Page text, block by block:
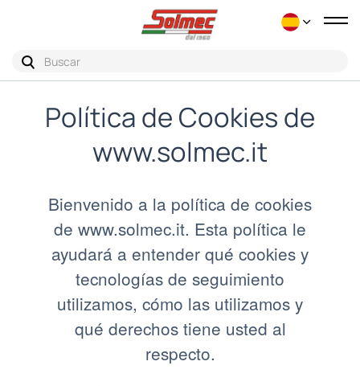
Política de Cookies de
www.solmec.it
Bienvenido a la política de cookies
de www.solmec.it. Esta política le
ayudará a entender qué cookies y
tecnologías de seguimiento
utilizamos, cómo las utilizamos y
qué derechos tiene usted al
respecto.